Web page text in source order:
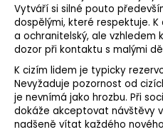
Vytváří si silné pouto
dospělými, které respektuje.
a ochranitelský, ale vzhledem
dozor při kontaktu s malými
K cizím lidem je typicky
Nevyžaduje pozornost od
je nevnímá jako hrozbu. Při
dokáže akceptovat návštěvy
nadšeně vítat každého